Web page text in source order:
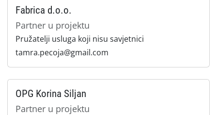
Fabrica d.o.o.
Partner u projektu
Pružatelji usluga koji nisu savjetnici
tamra.pecoja@gmail.com
OPG Korina Siljan
Partner u projektu